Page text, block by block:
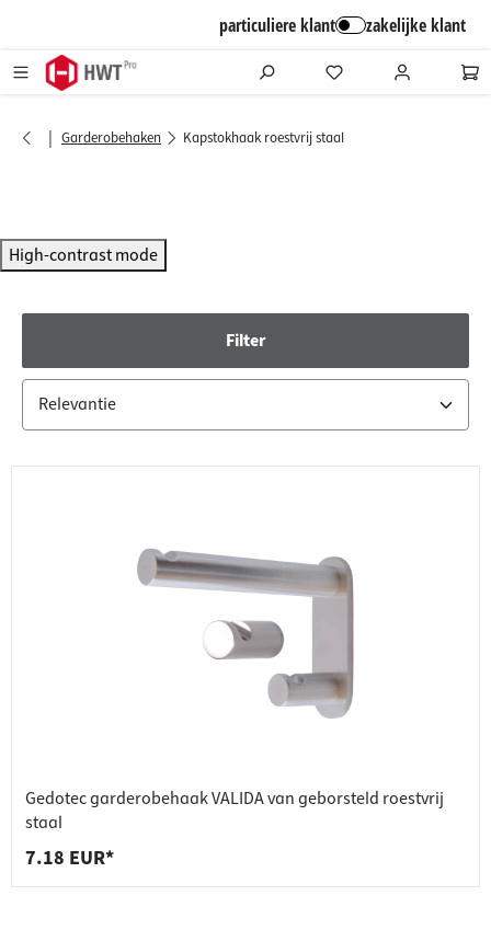
particuliere klant zakelijke klant
| Garderobehaken Kapstokhaak roestvrij staal
High-contrast mode
Filter
Gedotec garderobehaak VALIDA van geborsteld roestvrij
staal
7.18 EUR*